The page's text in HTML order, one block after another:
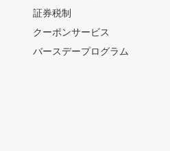
証券税制
クーポンサービス
バースデープログラム